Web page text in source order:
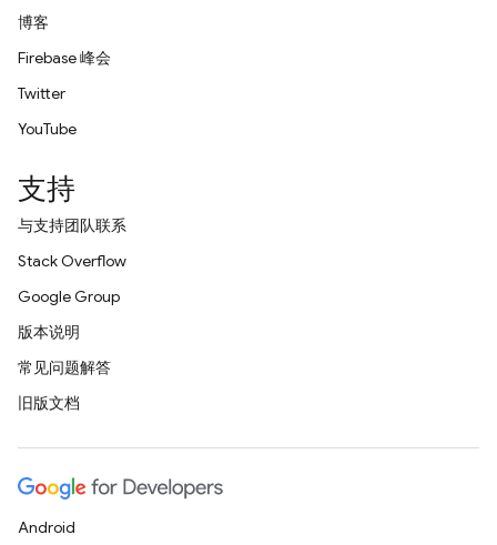
博客
Firebase 峰会
Twitter
YouTube
支持
与支持团队联系
Stack Overflow
Google Group
版本说明
常见问题解答
旧版文档
Android